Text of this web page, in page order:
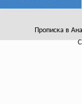
Прописка в